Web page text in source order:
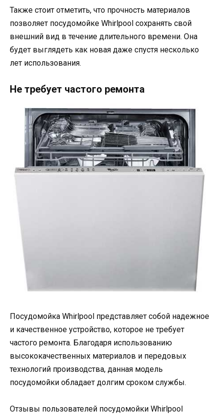
Также стоит отметить, что прочность материалов
позволяет посудомойке Whirlpool сохранять свой
внешний вид в течение длительного времени. Она
будет выглядеть как новая даже спустя несколько
лет использования.
Не требует частого ремонта
Посудомойка Whirlpool представляет собой надежное
и качественное устройство, которое не требует
частого ремонта. Благодаря использованию
высококачественных материалов и передовых
технологий производства, данная модель
посудомойки обладает долгим сроком службы.
Отзывы пользователей посудомойки Whirlpool